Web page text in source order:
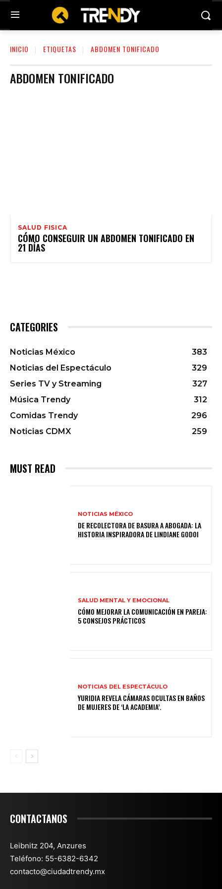
INICIO ETIQUETAS ABDOMEN TONIFICADO
ABDOMEN TONIFICADO
SALUD FISICA
CÓMO CONSEGUIR UN ABDOMEN TONIFICADO EN
21 DÍAS
CATEGORIES
Noticias México
383
Noticias del Espectáculo
329
Series TV y Streaming
327
Música Trendy
312
Comidas Trendy
296
Noticias CDMX
259
MUST READ
NOTICIAS MÉXICO
DE RECOLECTORA DE BASURA A ABOGADA: LA
HISTORIA INSPIRADORA DE LINDIANE GODOI
SALUD MENTAL Y EMOCIONAL
CÓMO MEJORAR LA COMUNICACIÓN EN PAREJA:
5 CONSEJOS PRÁCTICOS
NOTICIAS DEL ESPECTÁCULO
YURIDIA REVELA CÁMARAS OCULTAS EN BAÑOS
DE MUJERES DE ‘LA ACADEMIA’.
CONTACTANOS
Leibnitz 204, Anzures
Teléfono: 55-6382-6342
contacto@ciudadtrendy.mx